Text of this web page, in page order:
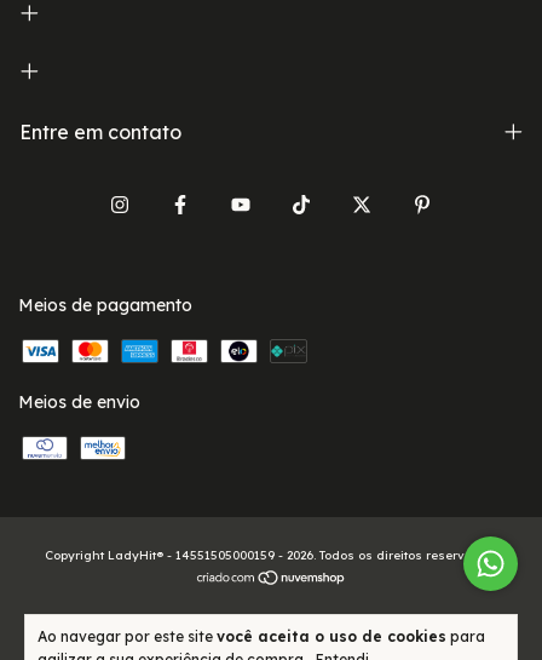
Ao navegar por este site você aceita o uso de cookies para
Entre em contato
Meios de pagamento
Meios de envio
Copyright LadyHit® - 14551505000159 - 2026. Todos os direitos reservados.